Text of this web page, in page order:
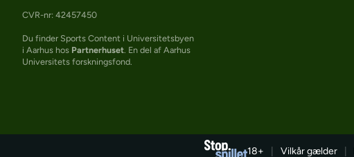
CVR-nr: 42457450
Du finder Sports Content i Universitetsbyen
i Aarhus hos Partnerhuset . En del af Aarhus
Universitets forskningsfond.
18+ Vilkår gælder